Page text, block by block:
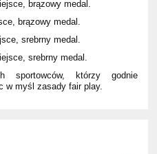
brązowy medal.
brązowy medal.
srebrny medal.
srebrny medal.
sportowców, którzy godnie
w myśl zasady fair play.